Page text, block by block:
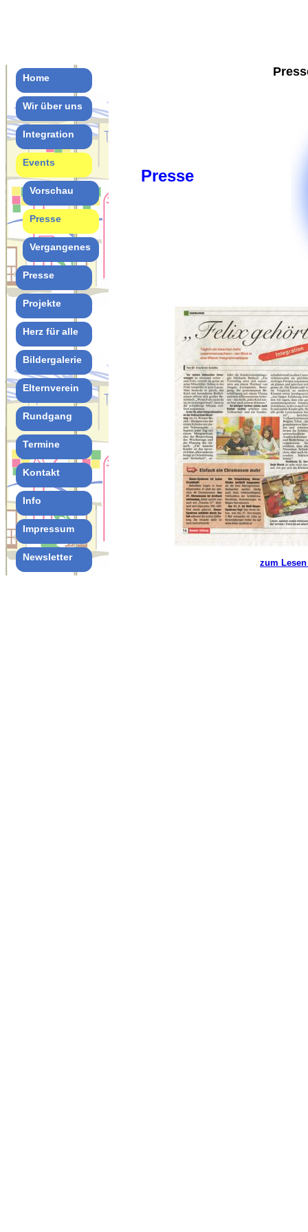
Home
Wir über uns
Integration
Events
Vorschau
Presse
Vergangenes
Presse
Projekte
Herz für alle
Bildergalerie
Elternverein
Rundgang
Termine
Kontakt
Info
Impressum
Newsletter
Presse
zum